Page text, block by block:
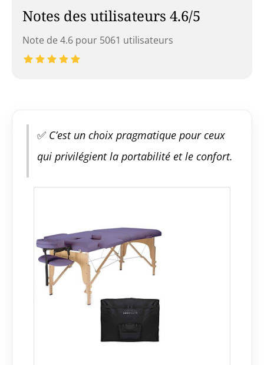
Notes des utilisateurs 4.6/5
Note de 4.6 pour 5061 utilisateurs
✅ C’est un choix pragmatique pour ceux
qui privilégient la portabilité et le confort.